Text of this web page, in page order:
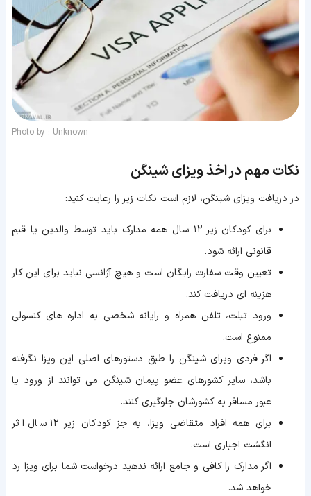
Photo by : Unknown
نکات مهم در اخذ ویزای شینگن
در دریافت ویزای شینگن، لازم است نکات زیر را رعایت کنید:
برای کودکان زیر ۱۲ سال همه مدارک باید توسط والدین یا قیم
قانونی ارائه شود.
تعیین وقت سفارت رایگان است و هیچ آژانسی نباید برای این کار
هزینه ای دریافت کند.
ورود تبلت، تلفن همراه و رایانه شخصی به اداره های کنسولی
ممنوع است.
اگر فردی ویزای شینگن را طبق دستورهای اصلی این ویزا نگرفته
باشد، سایر کشورهای عضو پیمان شینگن می توانند از ورود یا
عبور مسافر به کشورشان جلوگیری کنند.
برای همه افراد متقاضی ویزا، به جز کودکان زیر ۱۲ سال اثر
انگشت اجباری است.
اگر مدارک را کافی و جامع ارائه ندهید درخواست شما برای ویزا رد
خواهد شد.